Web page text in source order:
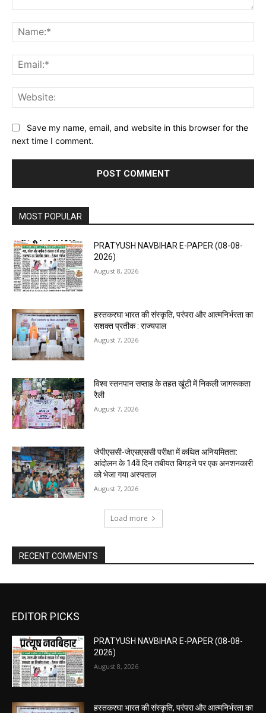
Save my name, email, and website in this browser for the
next time I comment.
MOST POPULAR
PRATYUSH NAVBIHAR E-PAPER (08-08-
2026)
August 8, 2026
हस्तकरघा भारत की संस्कृति, परंपरा और आत्मनिर्भरता का
सशक्त प्रतीक : राज्यपाल
August 7, 2026
विश्व स्तनपान सप्ताह के तहत खूंटी में निकली जागरूकता
रैली
August 7, 2026
जेपीएससी-जेएसएससी परीक्षा में कथित अनियमितता:
आंदोलन के 14वें दिन तबीयत बिगड़ने पर एक अनशनकारी
को भेजा गया अस्पताल
August 7, 2026
Load more
RECENT COMMENTS
EDITOR PICKS
PRATYUSH NAVBIHAR E-PAPER (08-08-
2026)
August 8, 2026
हस्तकरघा भारत की संस्कृति, परंपरा और आत्मनिर्भरता का